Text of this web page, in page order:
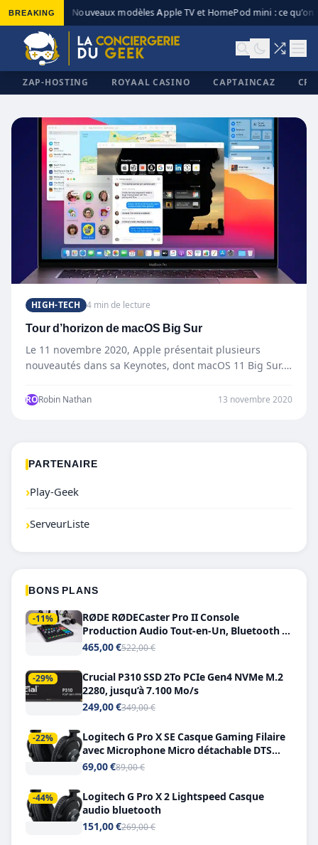
BREAKING Nouveaux modèles Apple TV et HomePod mini : ce qu’on
ZAP-HOSTING ROYAAL CASINO CAPTAINCAZ
✕
HIGH-TECH 4 min de lecture
Tour d’horizon de macOS Big Sur
Le 11 novembre 2020, Apple présentait plusieurs
nouveautés dans sa Keynotes, dont macOS 11 Big Sur.
RORobin Nathan 13 novembre 2020
PARTENAIRE
›Play-Geek
›ServeurListe
BONS PLANS
-11%
RØDE RØDECaster Pro II Console
Production Audio Tout-en-Un, Bluetooth et
Double USB-C
465,00 €522,00 €
-29%
Crucial P310 SSD 2To PCIe Gen4 NVMe M.2
2280, jusqu’à 7.100 Mo/s
249,00 €349,00 €
-22%
Logitech G Pro X SE Casque Gaming Filaire
avec Microphone Micro détachable DTS
Headphone X 7.1
69,00 €89,00 €
-44%
Logitech G Pro X 2 Lightspeed Casque
audio bluetooth
151,00 €269,00 €